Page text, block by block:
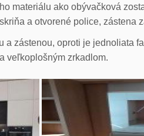
materiálu ako obývačková
a otvorené police, zástena
zástenou, oproti je jednoliata
veľkoplošným zrkadlom.